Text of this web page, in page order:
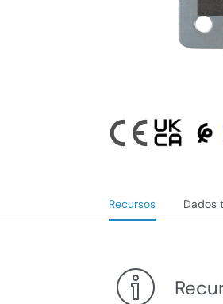
Recursos Dados